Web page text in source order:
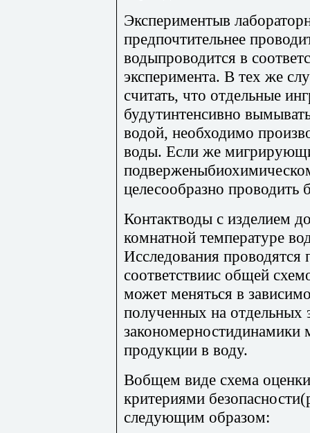
Экспериментыв
предпочтительнее
водыпроводится в
эксперимента. В тех же
считать, что отдельные
будутинтенсивно
водой, необходимо
воды. Если же
целесообразно проводить
Контактводы с изделием
комнатной температуре
Исследования проводятся
соответствиис общей
может меняться в
полученных на отдельных
закономерностидинамики
продукции в воду.
Вобщем виде схема
критериями
следующим образом: